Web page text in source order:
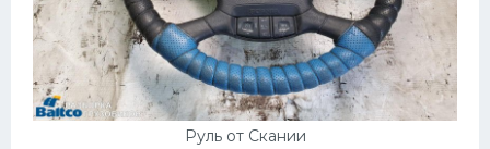
Руль от Скании